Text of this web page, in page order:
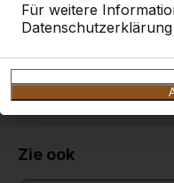
Für weitere
Datenschutzerklärung
Ort oder
Zie ook